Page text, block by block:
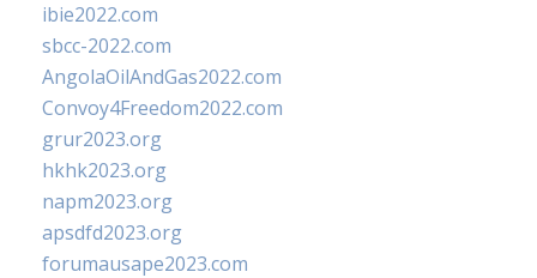
ibie2022.com
sbcc-2022.com
AngolaOilAndGas2022.com
Convoy4Freedom2022.com
grur2023.org
hkhk2023.org
napm2023.org
apsdfd2023.org
forumausape2023.com